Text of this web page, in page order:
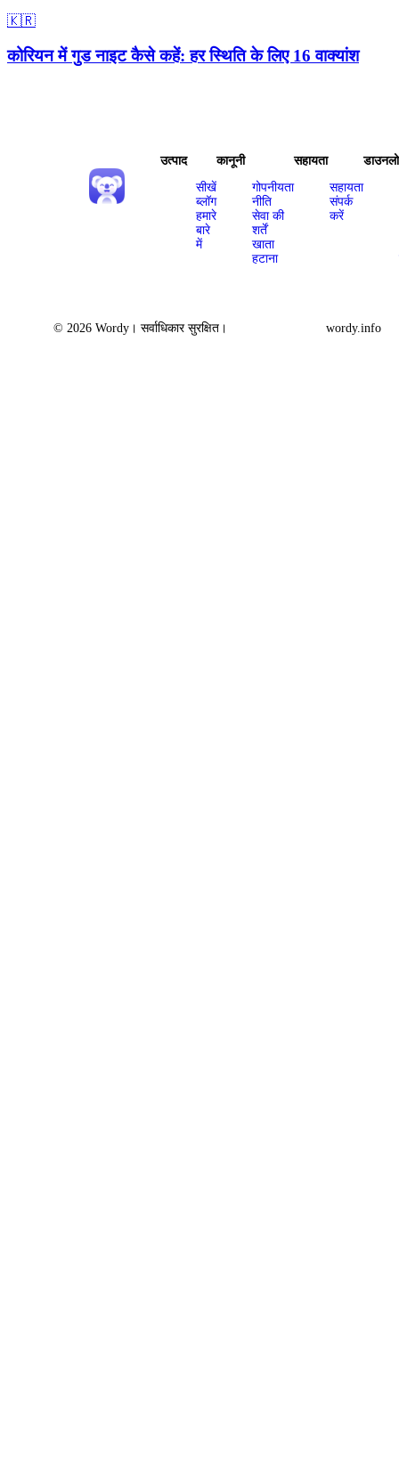
🇰🇷
कोरियन में गुड नाइट कैसे कहें: हर स्थिति के लिए 16 वाक्यांश
उत्पाद
सीखें
ब्लॉग
हमारे
बारे
में
कानूनी
गोपनीयता
नीति
सेवा की
शर्तें
खाता
हटाना
सहायता
सहायता
संपर्क
करें
© 2026 Wordy। सर्वाधिकार सुरक्षित। wordy.info